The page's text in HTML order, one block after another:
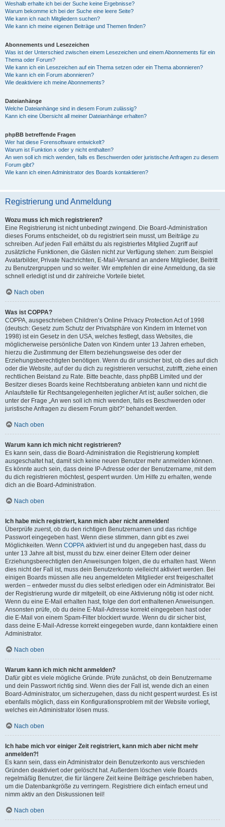
Weshalb erhalte ich bei der Suche keine Ergebnisse?
Warum bekomme ich bei der Suche eine leere Seite?
Wie kann ich nach Mitgliedern suchen?
Wie kann ich meine eigenen Beiträge und Themen finden?
Abonnements und Lesezeichen
Was ist der Unterschied zwischen einem Lesezeichen und einem Abonnements für ein
Thema oder Forum?
Wie kann ich ein Lesezeichen auf ein Thema setzen oder ein Thema abonnieren?
Wie kann ich ein Forum abonnieren?
Wie deaktiviere ich meine Abonnements?
Dateianhänge
Welche Dateianhänge sind in diesem Forum zulässig?
Kann ich eine Übersicht all meiner Dateianhänge erhalten?
phpBB betreffende Fragen
Wer hat diese Forensoftware entwickelt?
Warum ist Funktion x oder y nicht enthalten?
An wen soll ich mich wenden, falls es Beschwerden oder juristische Anfragen zu diesem
Forum gibt?
Wie kann ich einen Administrator des Boards kontaktieren?
Registrierung und Anmeldung
Wozu muss ich mich registrieren?
Eine Registrierung ist nicht unbedingt zwingend. Die Board-Administration
dieses Forums entscheidet, ob du registriert sein musst, um Beiträge zu
schreiben. Auf jeden Fall erhältst du als registriertes Mitglied Zugriff auf
zusätzliche Funktionen, die Gästen nicht zur Verfügung stehen: zum Beispiel
Avatarbilder, Private Nachrichten, E-Mail-Versand an andere Mitglieder, Beitritt
zu Benutzergruppen und so weiter. Wir empfehlen dir eine Anmeldung, da sie
schnell erledigt ist und dir zahlreiche Vorteile bietet.
Nach oben
Was ist COPPA?
COPPA, ausgeschrieben Children’s Online Privacy Protection Act of 1998
(deutsch: Gesetz zum Schutz der Privatsphäre von Kindern im Internet von
1998) ist ein Gesetz in den USA, welches festlegt, dass Websites, die
möglicherweise persönliche Daten von Kindern unter 13 Jahren erheben,
hierzu die Zustimmung der Eltern beziehungsweise des oder der
Erziehungsberechtigten benötigen. Wenn du dir unsicher bist, ob dies auf dich
oder die Website, auf der du dich zu registrieren versuchst, zutrifft, ziehe einen
rechtlichen Beistand zu Rate. Bitte beachte, dass phpBB Limited und der
Besitzer dieses Boards keine Rechtsberatung anbieten kann und nicht die
Anlaufstelle für Rechtsangelegenheiten jeglicher Art ist; außer solchen, die
unter der Frage „An wen soll ich mich wenden, falls es Beschwerden oder
juristische Anfragen zu diesem Forum gibt?“ behandelt werden.
Nach oben
Warum kann ich mich nicht registrieren?
Es kann sein, dass die Board-Administration die Registrierung komplett
ausgeschaltet hat, damit sich keine neuen Benutzer mehr anmelden können.
Es könnte auch sein, dass deine IP-Adresse oder der Benutzername, mit dem
du dich registrieren möchtest, gesperrt wurden. Um Hilfe zu erhalten, wende
dich an die Board-Administration.
Nach oben
Ich habe mich registriert, kann mich aber nicht anmelden!
Überprüfe zuerst, ob du den richtigen Benutzernamen und das richtige
Passwort eingegeben hast. Wenn diese stimmen, dann gibt es zwei
Möglichkeiten. Wenn COPPA aktiviert ist und du angegeben hast, dass du
unter 13 Jahre alt bist, musst du bzw. einer deiner Eltern oder deiner
Erziehungsberechtigten den Anweisungen folgen, die du erhalten hast. Wenn
dies nicht der Fall ist, muss dein Benutzerkonto vielleicht aktiviert werden. Bei
einigen Boards müssen alle neu angemeldeten Mitglieder erst freigeschaltet
werden – entweder musst du dies selbst erledigen oder ein Administrator. Bei
der Registrierung wurde dir mitgeteilt, ob eine Aktivierung nötig ist oder nicht.
Wenn du eine E-Mail erhalten hast, folge den dort enthaltenen Anweisungen.
Ansonsten prüfe, ob du deine E-Mail-Adresse korrekt eingegeben hast oder
die E-Mail von einem Spam-Filter blockiert wurde. Wenn du dir sicher bist,
dass deine E-Mail-Adresse korrekt eingegeben wurde, dann kontaktiere einen
Administrator.
Nach oben
Warum kann ich mich nicht anmelden?
Dafür gibt es viele mögliche Gründe. Prüfe zunächst, ob dein Benutzername
und dein Passwort richtig sind. Wenn dies der Fall ist, wende dich an einen
Board-Administrator, um sicherzugehen, dass du nicht gesperrt wurdest. Es ist
ebenfalls möglich, dass ein Konfigurationsproblem mit der Website vorliegt,
welches ein Administrator lösen muss.
Nach oben
Ich habe mich vor einiger Zeit registriert, kann mich aber nicht mehr
anmelden?!
Es kann sein, dass ein Administrator dein Benutzerkonto aus verschieden
Gründen deaktiviert oder gelöscht hat. Außerdem löschen viele Boards
regelmäßig Benutzer, die für längere Zeit keine Beiträge geschrieben haben,
um die Datenbankgröße zu verringern. Registriere dich einfach erneut und
nimm aktiv an den Diskussionen teil!
Nach oben